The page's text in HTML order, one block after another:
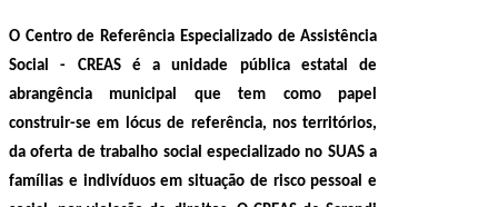
O Centro de Referência Especializado de Assistência
Social - CREAS é a unidade pública estatal de
abrangência municipal que tem como papel
construir-se em lócus de referência, nos territórios,
da oferta de trabalho social especializado no SUAS a
famílias e indivíduos em situação de risco pessoal e